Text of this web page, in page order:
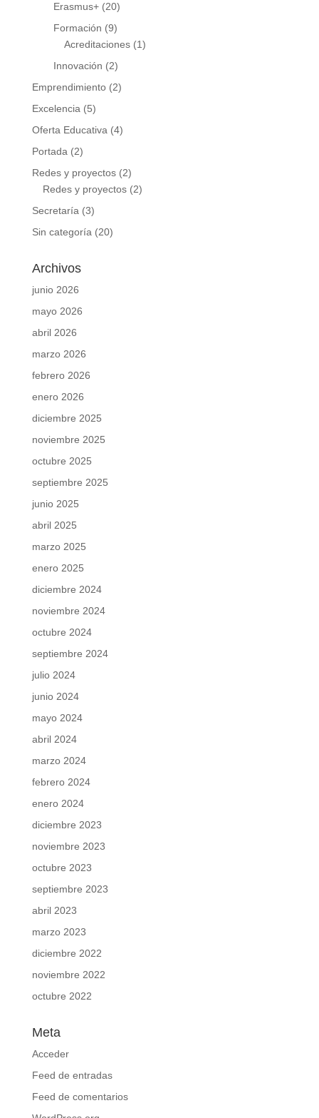
Erasmus+(20)
Formación (9)
Acreditaciones(1)
Innovación (2)
Emprendimiento(2)
Excelencia (5)
Oferta Educativa (4)
Portada (2)
Redes y proyectos(2)
Redes y proyectos(2)
Secretaría (3)
Sin categoría (20)
Archivos
junio 2026
mayo 2026
abril 2026
marzo 2026
febrero 2026
enero 2026
diciembre 2025
noviembre 2025
octubre 2025
septiembre 2025
junio 2025
abril 2025
marzo 2025
enero 2025
diciembre 2024
noviembre 2024
octubre 2024
septiembre 2024
julio 2024
junio 2024
mayo 2024
abril 2024
marzo 2024
febrero 2024
enero 2024
diciembre 2023
noviembre 2023
octubre 2023
septiembre 2023
abril 2023
marzo 2023
diciembre 2022
noviembre 2022
octubre 2022
Meta
Acceder
Feed de entradas
Feed de comentarios